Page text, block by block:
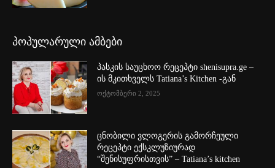
პოპულარული ამბები
პასკის საუცხოო რეცეპტი shenisupra.ge –
ის მკითხველს Tatiana’s Kitchen -გან
ოქტომბერი 2, 2025
ცნობილი ვლოგერის გამორჩეული
რეცეპტი ექსკლუზიურად
“შენისუფრისთვის” – Tatiana’s kitchen